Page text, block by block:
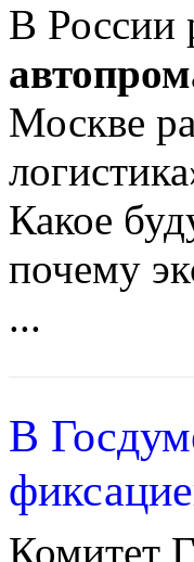
В России
автопром
Москве
Какое
почему
...
В
Комитет